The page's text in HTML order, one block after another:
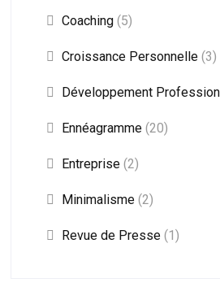
Coaching(5)
Croissance Personnelle(3)
Développement
Ennéagramme(20)
Entreprise(2)
Minimalisme(2)
Revue de Presse(1)